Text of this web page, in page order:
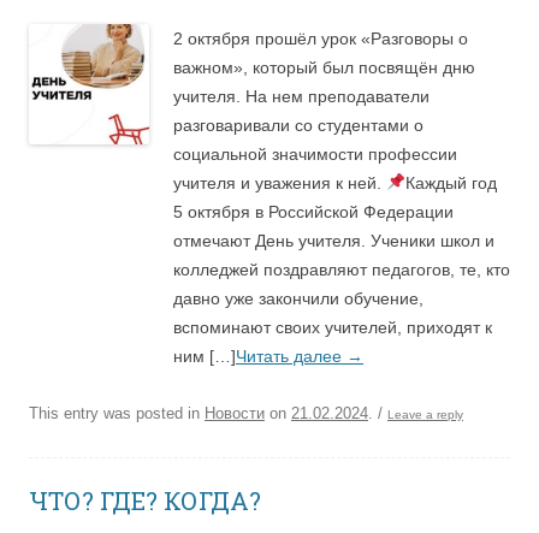
2 октября прошёл урок «Разговоры о
важном», который был посвящён дню
учителя. На нем преподаватели
разговаривали со студентами о
социальной значимости профессии
учителя и уважения к ней.
Каждый год
5 октября в Российской Федерации
отмечают День учителя. Ученики школ и
колледжей поздравляют педагогов, те, кто
давно уже закончили обучение,
вспоминают своих учителей, приходят к
ним […]Читать далее →
This entry was posted in Новости on 21.02.2024 / Leave a reply
ЧТО? ГДЕ? КОГДА?